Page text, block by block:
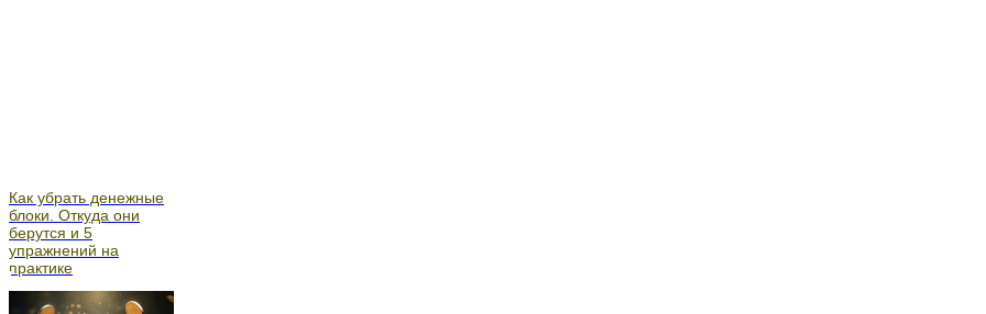
Как убрать денежные
блоки. Откуда они
берутся и 5
упражнений на
практике